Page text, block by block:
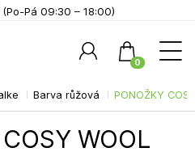
Barva růžová PONOŽKY
(Po-Pá 09:30 – 18:00)
0